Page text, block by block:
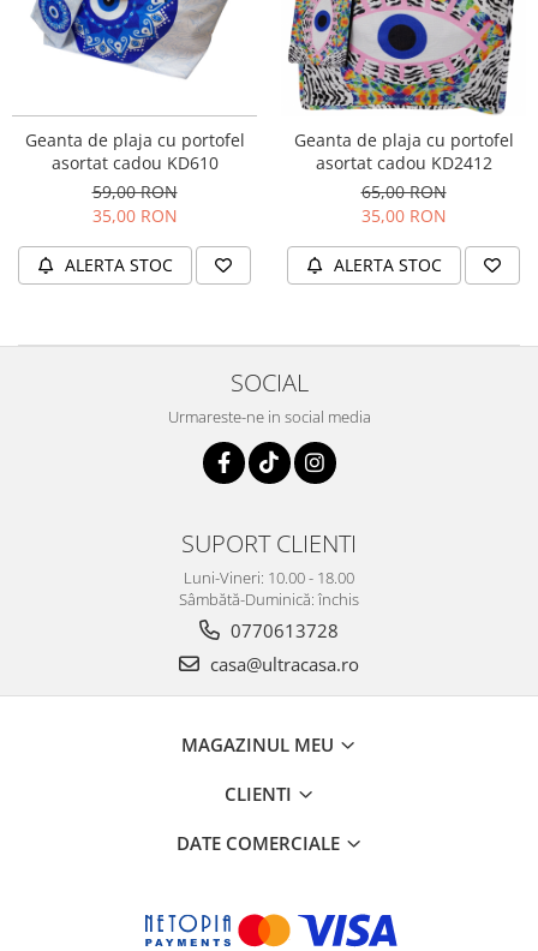
Geanta de plaja cu portofel
asortat cadou KD610
59,00 RON
35,00 RON
ALERTA STOC
Geanta de plaja cu portofel
asortat cadou KD2412
65,00 RON
35,00 RON
ALERTA STOC
SOCIAL
Urmareste-ne in social media
SUPORT CLIENTI
Luni-Vineri: 10.00 - 18.00
Sâmbătă-Duminică: închis
0770613728
casa@ultracasa.ro
MAGAZINUL MEU
CLIENTI
DATE COMERCIALE